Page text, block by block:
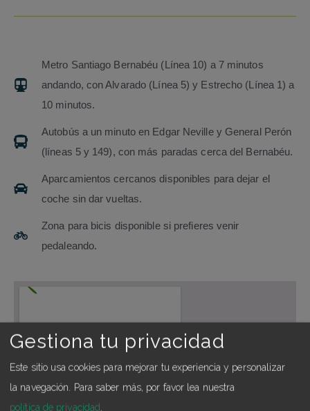
Metro Santiago Bernabéu (Línea 10) a 7 minutos
andando, con Alvarado (Línea 5) y Estrecho (Línea 1) a
10 minutos.
Autobús a un minuto en Edgar Neville y General Perón
(líneas 5 y 149), con más paradas cerca del Bernabéu.
Aparcamientos cercanos disponibles para dejar el
coche sin dar vueltas.
Zona para bicis disponible si prefieres venir
pedaleando.
Gestiona tu privacidad
Este sitio usa cookies para mejorar tu experiencia y personalizar
la navegación. Para saber más, por favor lea nuestra
política de privacidad.